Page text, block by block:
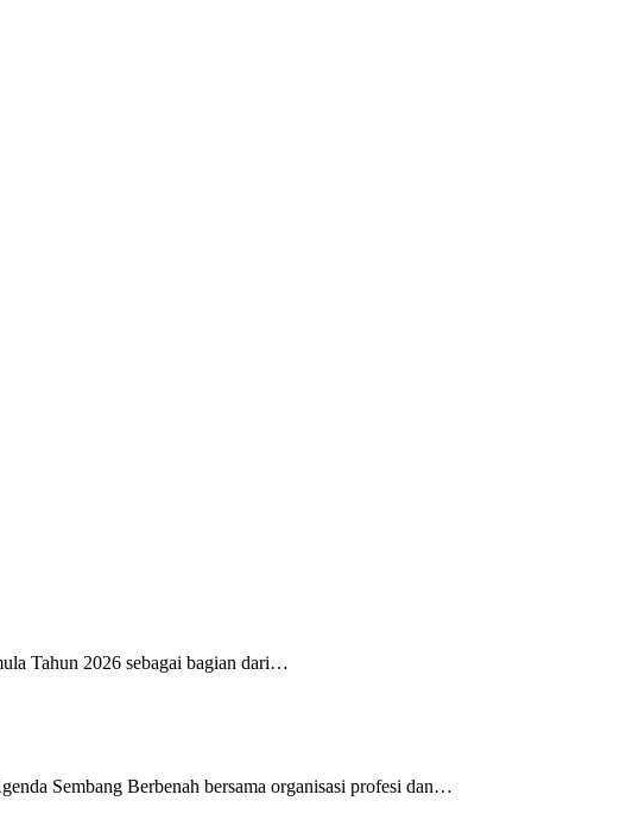
Tahun 2026 sebagai bagian dari…
Sembang Berbenah bersama organisasi profesi dan…